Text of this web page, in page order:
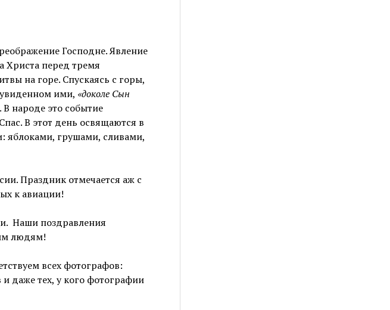
Господне. Явление
Христа перед тремя
на горе. Спускаясь с горы,
ими, «доколе Сын
В народе это событие
В этот день освящаются в
яблоками, грушами, сливами,
Праздник отмечается аж с
к авиации!
Наши поздравления
людям!
всех фотографов:
даже тех, у кого фотографии